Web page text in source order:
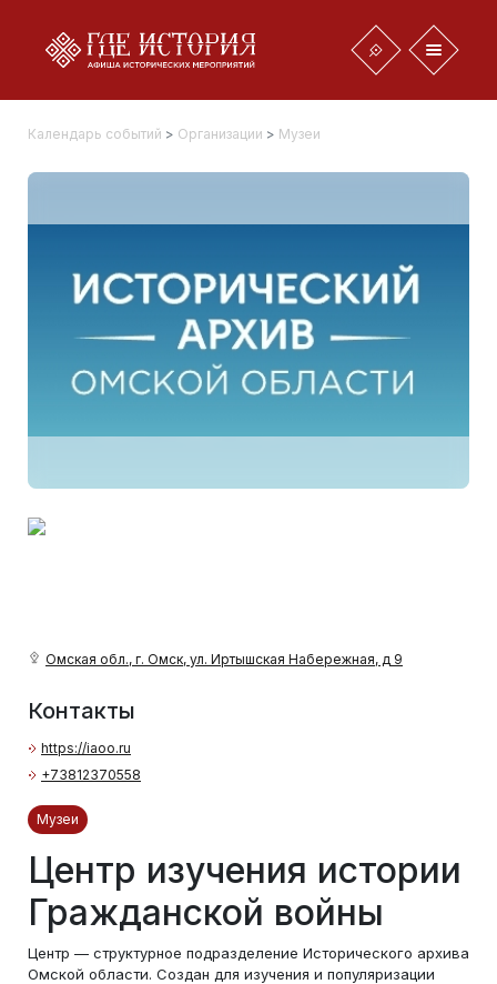
Календарь событий > Организации > Музеи
Омская обл., г. Омск, ул. Иртышская Набережная, д 9
Контакты
https://iaoo.ru
+73812370558
Музеи
Центр изучения истории
Гражданской войны
Центр — структурное подразделение Исторического архива
Омской области. Создан для изучения и популяризации